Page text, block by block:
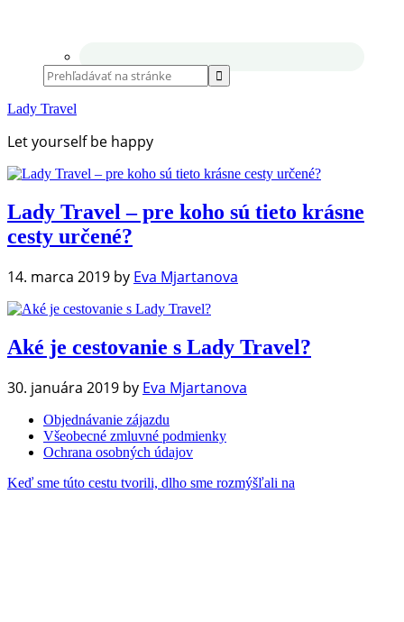
Lady Travel
Let yourself be happy
Lady Travel – pre koho sú tieto krásne
cesty určené?
14. marca 2019 by Eva Mjartanova
Aké je cestovanie s Lady Travel?
30. januára 2019 by Eva Mjartanova
Objednávanie zájazdu
Všeobecné zmluvné podmienky
Ochrana osobných údajov
Keď sme túto cestu tvorili, dlho sme rozmýšľali na